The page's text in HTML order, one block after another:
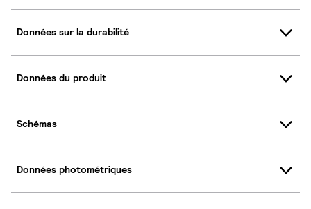
Données sur la durabilité
Données du produit
Schémas
Données photométriques